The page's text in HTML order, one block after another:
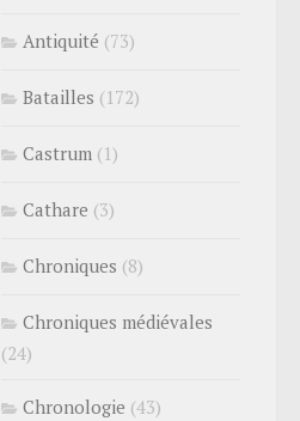
Antiquité (73)
Batailles (172)
Castrum (1)
Cathare (3)
Chroniques (8)
Chroniques médiévales
(24)
Chronologie (43)